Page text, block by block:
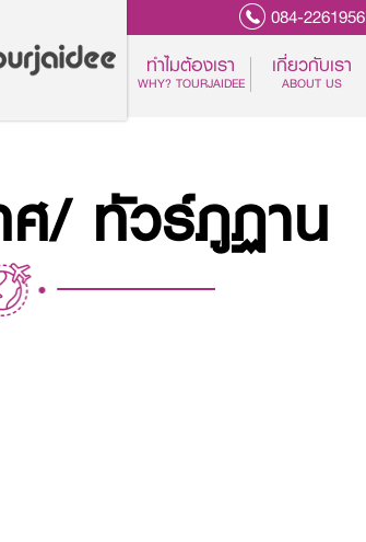
084-2261956
ทำไมต้องเรา
WHY? TOURJAIDEE
เกี่ยวกับเรา
ABOUT US
ศ/ ทัวร์ภูฏาน